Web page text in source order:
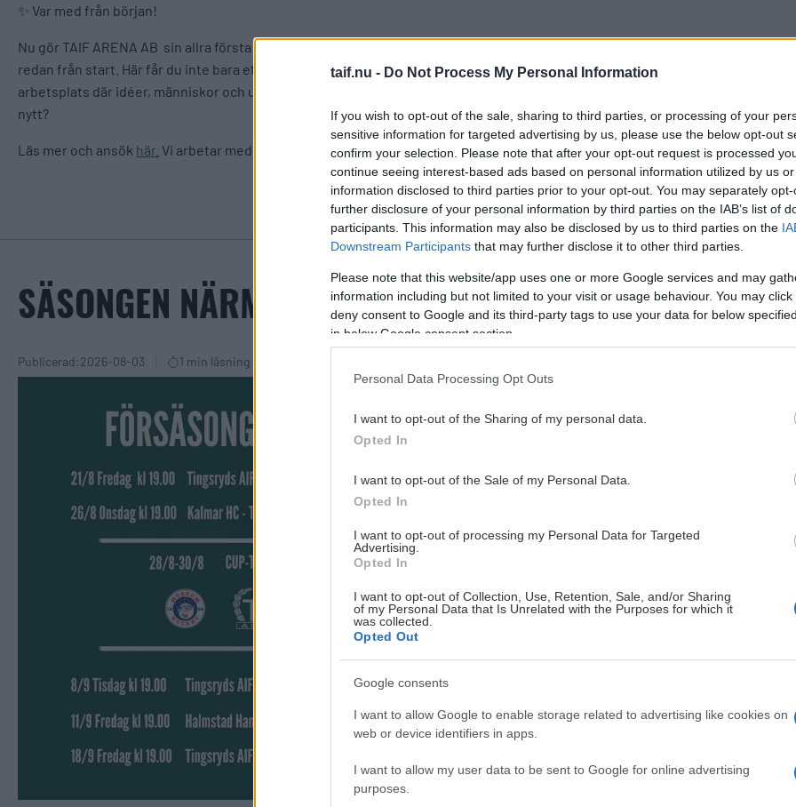
taif.nu - Do Not Process My Personal Information
If you wish to opt-out of the sale, sharing to third parties, or processing of your
sensitive information for targeted advertising by us, please use the below opt-out
confirm your selection. Please note that after your opt-out request is processed
continue seeing interest-based ads based on personal information utilized by us
information disclosed to third parties prior to your opt-out. You may separately
further disclosure of your personal information by third parties on the IAB’s list of
participants. This information may also be disclosed by us to third parties on the
Downstream Participants that may further disclose it to other third parties.
Please note that this website/app uses one or more Google services and may
information including but not limited to your visit or usage behaviour. You may
deny consent to Google and its third-party tags to use your data for below
in below Google consent section.
Personal Data Processing Opt Outs
I want to opt-out of the Sharing of my personal data.
Opted In
I want to opt-out of the Sale of my Personal Data.
Opted In
I want to opt-out of processing my Personal Data for Targeted
Advertising.
Opted In
I want to opt-out of Collection, Use, Retention, Sale, and/or Sharing
of my Personal Data that Is Unrelated with the Purposes for which it
was collected.
Opted Out
Google consents
I want to allow Google to enable storage related to advertising like cookies on
web or device identifiers in apps.
I want to allow my user data to be sent to Google for online advertising
purposes.
✨ Var med från början!
Nu gör TAIF ARENA AB sin allra första rekrytering till Holtab House – en unik möjlighet att bli en del av en helt ny arena
redan från start. Här får du inte bara ett nytt jobb. Du får chansen att vara med och forma en modern, innovativ och unik
arbetsplats där idéer, människor och utveckling av Tingsryd står i centrum. Är du redo att sätta din prägel på något helt
nytt?
Läs mer och ansök här. Vi arbetar med löpande urval, så vänta inte med din ansökan.
SÄSONGEN NÄRMAR SIG!
Publicerad:2026-08-03 1 min läsning